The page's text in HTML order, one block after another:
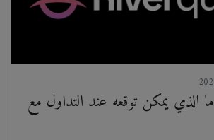
ما الذي يمكن توقعه عند التداول مع Riverquode: